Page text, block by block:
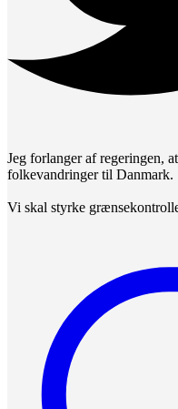
Jeg forlanger af regeringen,
folkevandringer til Danmark.
Vi skal styrke